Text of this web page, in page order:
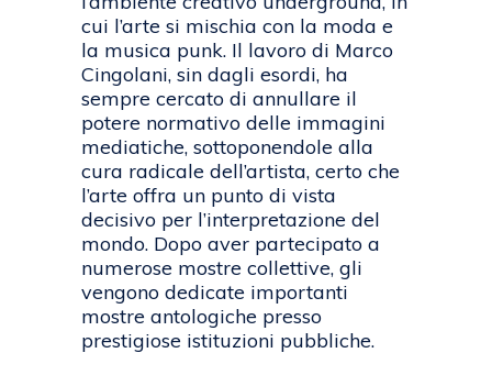
cui l’arte si mischia con la moda e
la musica punk. Il lavoro di Marco
Cingolani, sin dagli esordi, ha
sempre cercato di annullare il
potere normativo delle immagini
mediatiche, sottoponendole alla
cura radicale dell’artista, certo che
l’arte offra un punto di vista
decisivo per l’interpretazione del
mondo. Dopo aver partecipato a
numerose mostre collettive, gli
vengono dedicate importanti
mostre antologiche presso
prestigiose istituzioni pubbliche.